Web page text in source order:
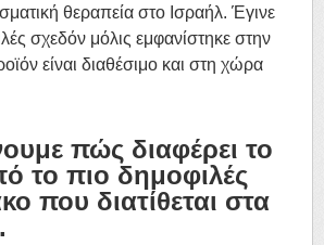
θεραπεία στο Ισραήλ. Έγινε
σχεδόν μόλις εμφανίστηκε στην
είναι διαθέσιμο και στη χώρα
πώς διαφέρει το
το πιο δημοφιλές
που διατίθεται στα